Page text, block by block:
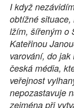
I když
obtížné
lžím, šířeným o
Kateřinou
varování, do
česká média,
veřejnost
nepozastavuje
zejména při